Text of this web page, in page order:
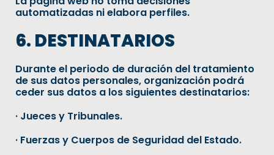
automatizadas ni elabora perfiles.
6. DESTINATARIOS
Durante el periodo de duración del tratamiento
de sus datos personales, organización podrá
ceder sus datos a los siguientes destinatarios:
· Jueces y Tribunales.
· Fuerzas y Cuerpos de Seguridad del Estado.